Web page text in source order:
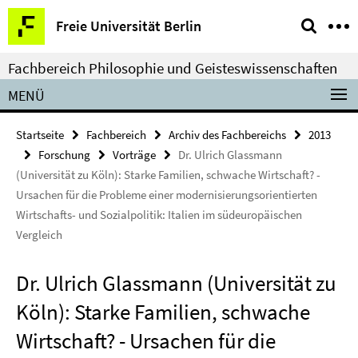
Springe
direkt
zu
Inhalt
Freie Universität Berlin
Service-
Navigation
Fachbereich Philosophie und Geisteswissenschaften
MENÜ
Startseite Fachbereich Archiv des Fachbereichs
2013
Forschung
Vorträge
Dr. Ulrich Glassmann
(Universität zu Köln): Starke Familien, schwache Wirtschaft? -
Ursachen für die Probleme einer modernisierungsorientierten
Wirtschafts- und Sozialpolitik: Italien im südeuropäischen
Vergleich
Dr. Ulrich Glassmann (Universität zu
Köln): Starke Familien, schwache
Wirtschaft? - Ursachen für die